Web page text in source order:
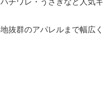
ハチワレ・うさぎなど人気
抜群のアパレルまで幅広